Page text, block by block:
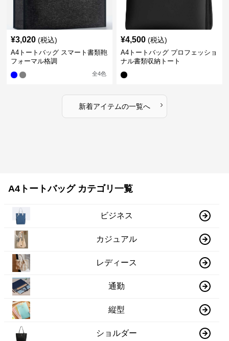
¥3,020 (税込)
A4トートバッグ スマート書類鞄
フォーマル格調
全4色
¥4,500 (税込)
A4トートバッグ プロフェッショ
ナル書類収納トート
新着アイテムの一覧へ ›
A4トートバッグ カテゴリ一覧
ビジネス
カジュアル
レディース
通勤
縦型
ショルダー